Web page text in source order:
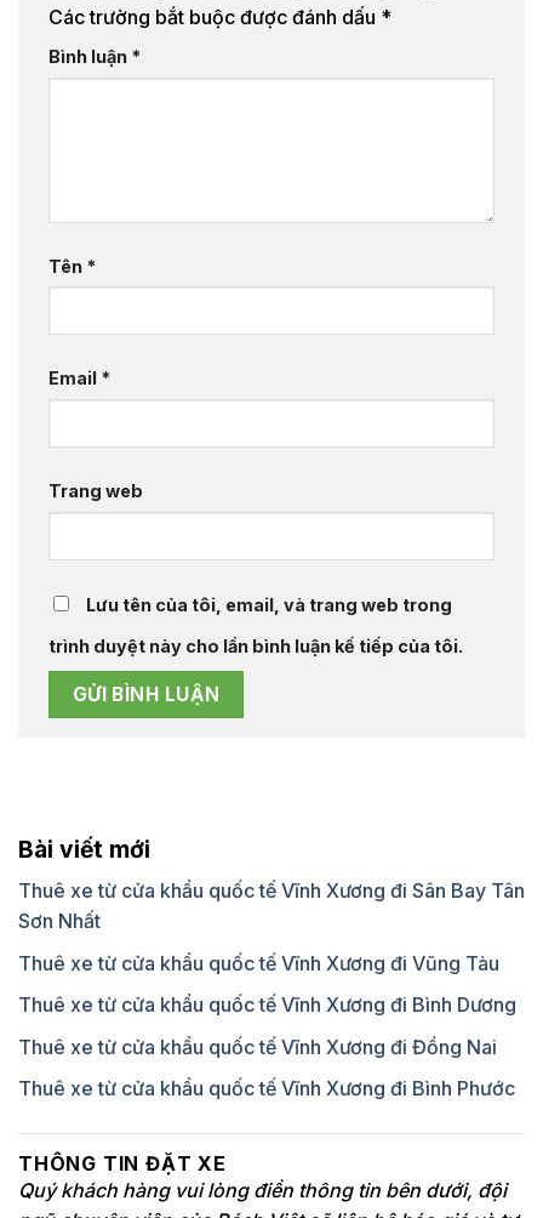
Các trường bắt buộc được đánh dấu *
Bình luận *
Tên *
Email *
Trang web
Lưu tên của tôi, email, và trang web trong
trình duyệt này cho lần bình luận kế tiếp của tôi.
Bài viết mới
Thuê xe từ cửa khẩu quốc tế Vĩnh Xương đi Sân Bay Tân
Sơn Nhất
Thuê xe từ cửa khẩu quốc tế Vĩnh Xương đi Vũng Tàu
Thuê xe từ cửa khẩu quốc tế Vĩnh Xương đi Bình Dương
Thuê xe từ cửa khẩu quốc tế Vĩnh Xương đi Đồng Nai
Thuê xe từ cửa khẩu quốc tế Vĩnh Xương đi Bình Phước
THÔNG TIN ĐẶT XE
Quý khách hàng vui lòng điền thông tin bên dưới, đội